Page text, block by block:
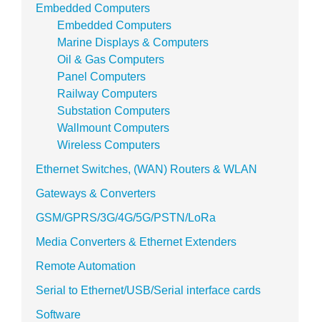
Embedded Computers
Embedded Computers
Marine Displays & Computers
Oil & Gas Computers
Panel Computers
Railway Computers
Substation Computers
Wallmount Computers
Wireless Computers
Ethernet Switches, (WAN) Routers & WLAN
Gateways & Converters
GSM/GPRS/3G/4G/5G/PSTN/LoRa
Media Converters & Ethernet Extenders
Remote Automation
Serial to Ethernet/USB/Serial interface cards
Software